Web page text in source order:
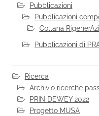
Pubblicazioni
Pubblicazioni
Collana
Pubblicazioni di
Ricerca
Archivio ricerche
PRIN DEWEY 2022
Progetto MUSA